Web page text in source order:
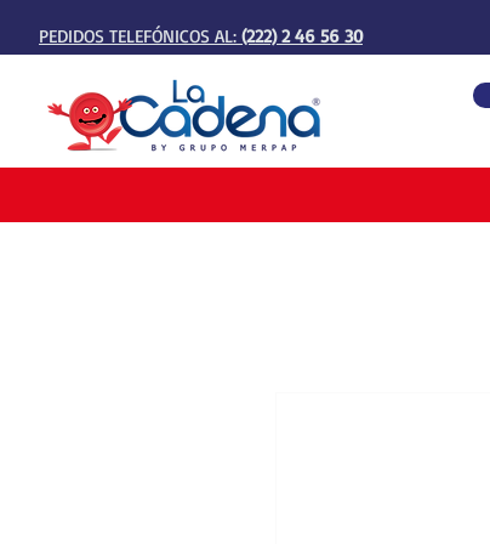
PEDIDOS TELEFÓNICOS AL: (222) 2 46 56 30